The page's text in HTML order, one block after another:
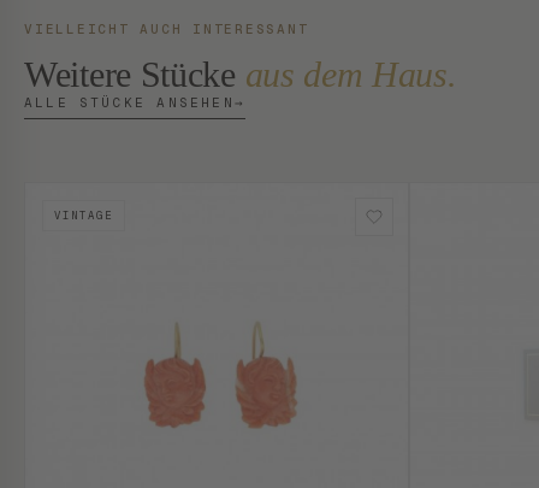
VIELLEICHT AUCH INTERESSANT
Weitere Stücke aus dem Haus.
ALLE STÜCKE ANSEHEN →
VINTAGE